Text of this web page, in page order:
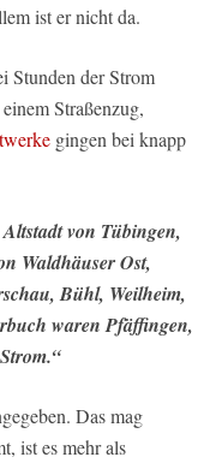
ist er nicht da.
Stunden der Strom
Straßenzug,
gingen bei knapp
von Tübingen,
Waldhäuser Ost,
Bühl, Weilheim,
waren Pfäffingen,
Das mag
ist es mehr als